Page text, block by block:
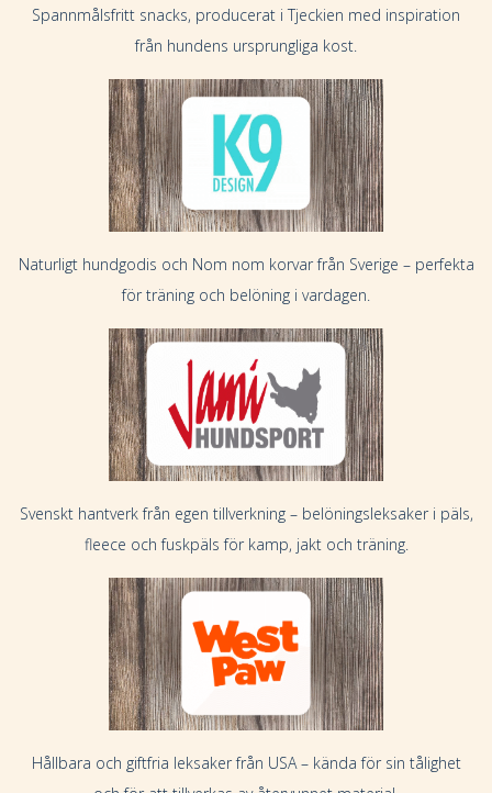
Spannmålsfritt snacks, producerat i Tjeckien med inspiration
från hundens ursprungliga kost.
Naturligt hundgodis och Nom nom korvar från Sverige – perfekta
för träning och belöning i vardagen.
Svenskt hantverk från egen tillverkning – belöningsleksaker i päls,
fleece och fuskpäls för kamp, jakt och träning.
Hållbara och giftfria leksaker från USA – kända för sin tålighet